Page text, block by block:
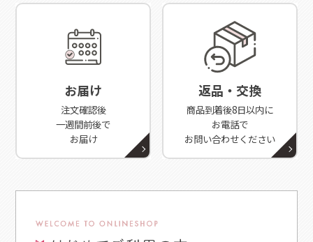
お届け
注文確認後
一週間前後で
お届け
返品・交換
商品到着後8日以内に
お電話で
お問い合わせください